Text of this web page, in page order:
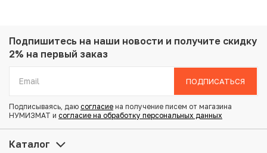
Металл: Медь
Вес: 3.22 г
Тираж: 50.000.000
Купить 1 копейка 1899 года СПБ по привлекательной
цене можно в нашем интернет-магазине — Вам
Подпишитесь на наши новости и получите скидку
2% на первый заказ
ПОДПИСАТЬСЯ
Подписываясь, даю согласие на получение писем от магазина
НУМИЗМАТ и согласие на обработку персональных данных
Каталог